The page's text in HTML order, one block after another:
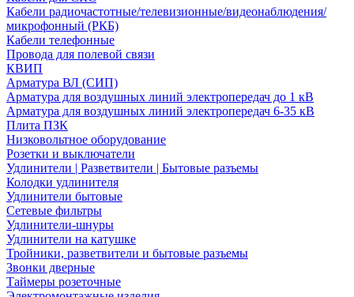
Кабели радиочастотные/телевизионные/видеонаблюдения/
микрофонный (РКБ)
Кабели телефонные
Провода для полевой связи
КВИП
Арматура ВЛ (СИП)
Арматура для воздушных линий электропередач до 1 кВ
Арматура для воздушных линий электропередач 6-35 кВ
Плита ПЗК
Низковольтное оборудование
Розетки и выключатели
Удлинители | Разветвители | Бытовые разъемы
Колодки удлинителя
Удлинители бытовые
Сетевые фильтры
Удлинители-шнуры
Удлинители на катушке
Тройники, разветвители и бытовые разъемы
Звонки дверные
Таймеры розеточные